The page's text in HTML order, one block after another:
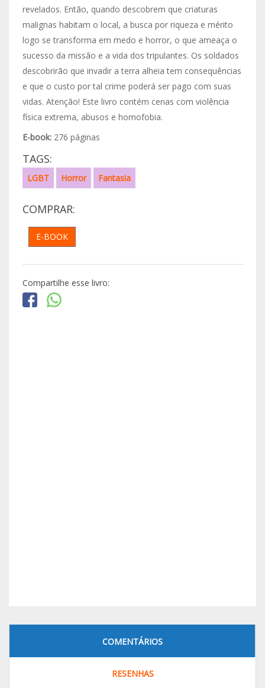
revelados. Então, quando descobrem que criaturas
malignas habitam o local, a busca por riqueza e mérito
logo se transforma em medo e horror, o que ameaça o
sucesso da missão e a vida dos tripulantes. Os soldados
descobrirão que invadir a terra alheia tem consequências
e que o custo por tal crime poderá ser pago com suas
vidas. Atenção! Este livro contém cenas com violência
física extrema, abusos e homofobia.
E-book:276 páginas
TAGS:
LGBT Horror Fantasia
COMPRAR:
E-BOOK
Compartilhe esse livro:
COMENTÁRIOS
RESENHAS